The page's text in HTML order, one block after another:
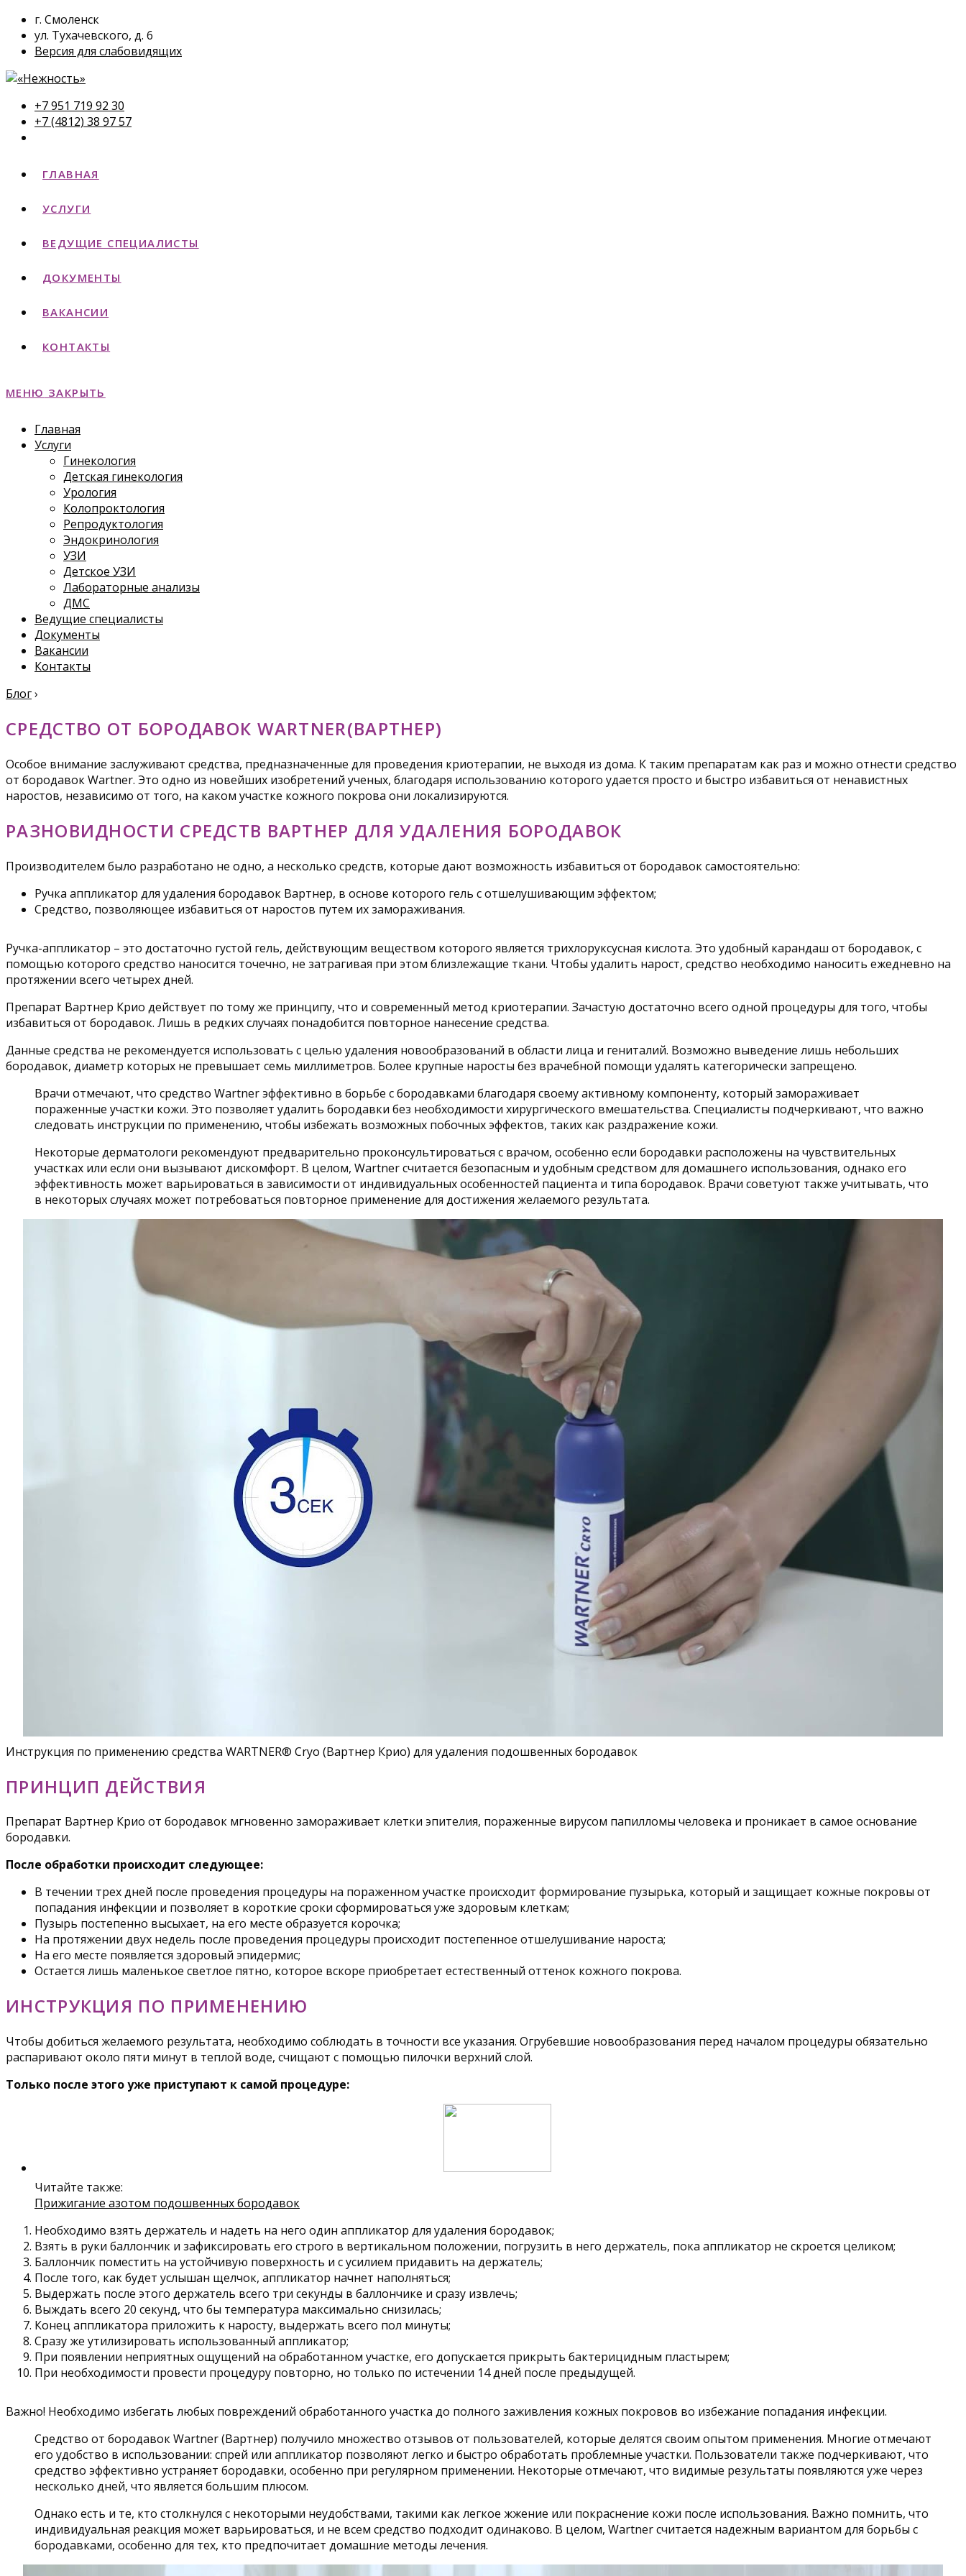
г. Смоленск
ул. Тухачевского, д. 6
Версия для слабовидящих
+7 951 719 92 30
+7 (4812) 38 97 57
ГЛАВНАЯ
УСЛУГИ
ВЕДУЩИЕ СПЕЦИАЛИСТЫ
ДОКУМЕНТЫ
ВАКАНСИИ
КОНТАКТЫ
МЕНЮ ЗАКРЫТЬ
Главная
Услуги
Гинекология
Детская гинекология
Урология
Колопроктология
Репродуктология
Эндокринология
УЗИ
Детское УЗИ
Лабораторные анализы
ДМС
Ведущие специалисты
Документы
Вакансии
Контакты
Блог›
СРЕДСТВО ОТ БОРОДАВОК WARTNER(ВАРТНЕР)
Особое внимание заслуживают средства, предназначенные для проведения криотерапии, не выходя из дома. К таким препаратам как раз и можно отнести средство
от бородавок Wartner. Это одно из новейших изобретений ученых, благодаря использованию которого удается просто и быстро избавиться от ненавистных
наростов, независимо от того, на каком участке кожного покрова они локализируются.
РАЗНОВИДНОСТИ СРЕДСТВ ВАРТНЕР ДЛЯ УДАЛЕНИЯ БОРОДАВОК
Производителем было разработано не одно, а несколько средств, которые дают возможность избавиться от бородавок самостоятельно:
Ручка аппликатор для удаления бородавок Вартнер, в основе которого гель с отшелушивающим эффектом;
Средство, позволяющее избавиться от наростов путем их замораживания.
Ручка-аппликатор – это достаточно густой гель, действующим веществом которого является трихлоруксусная кислота. Это удобный карандаш от бородавок, с
помощью которого средство наносится точечно, не затрагивая при этом близлежащие ткани. Чтобы удалить нарост, средство необходимо наносить ежедневно на
протяжении всего четырех дней.
Препарат Вартнер Крио действует по тому же принципу, что и современный метод криотерапии. Зачастую достаточно всего одной процедуры для того, чтобы
избавиться от бородавок. Лишь в редких случаях понадобится повторное нанесение средства.
Данные средства не рекомендуется использовать с целью удаления новообразований в области лица и гениталий. Возможно выведение лишь небольших
бородавок, диаметр которых не превышает семь миллиметров. Более крупные наросты без врачебной помощи удалять категорически запрещено.
Врачи отмечают, что средство Wartner эффективно в борьбе с бородавками благодаря своему активному компоненту, который замораживает
пораженные участки кожи. Это позволяет удалить бородавки без необходимости хирургического вмешательства. Специалисты подчеркивают, что важно
следовать инструкции по применению, чтобы избежать возможных побочных эффектов, таких как раздражение кожи.
Некоторые дерматологи рекомендуют предварительно проконсультироваться с врачом, особенно если бородавки расположены на чувствительных
участках или если они вызывают дискомфорт. В целом, Wartner считается безопасным и удобным средством для домашнего использования, однако его
эффективность может варьироваться в зависимости от индивидуальных особенностей пациента и типа бородавок. Врачи советуют также учитывать, что
в некоторых случаях может потребоваться повторное применение для достижения желаемого результата.
Инструкция по применению средства WARTNER® Cryo (Вартнер Крио) для удаления подошвенных бородавок
ПРИНЦИП ДЕЙСТВИЯ
Препарат Вартнер Крио от бородавок мгновенно замораживает клетки эпителия, пораженные вирусом папилломы человека и проникает в самое основание
бородавки.
После обработки происходит следующее:
В течении трех дней после проведения процедуры на пораженном участке происходит формирование пузырька, который и защищает кожные покровы от
попадания инфекции и позволяет в короткие сроки сформироваться уже здоровым клеткам;
Пузырь постепенно высыхает, на его месте образуется корочка;
На протяжении двух недель после проведения процедуры происходит постепенное отшелушивание нароста;
На его месте появляется здоровый эпидермис;
Остается лишь маленькое светлое пятно, которое вскоре приобретает естественный оттенок кожного покрова.
ИНСТРУКЦИЯ ПО ПРИМЕНЕНИЮ
Чтобы добиться желаемого результата, необходимо соблюдать в точности все указания. Огрубевшие новообразования перед началом процедуры обязательно
распаривают около пяти минут в теплой воде, счищают с помощью пилочки верхний слой.
Только после этого уже приступают к самой процедуре:
Читайте также:
Прижигание азотом подошвенных бородавок
Необходимо взять держатель и надеть на него один аппликатор для удаления бородавок;
Взять в руки баллончик и зафиксировать его строго в вертикальном положении, погрузить в него держатель, пока аппликатор не скроется целиком;
Баллончик поместить на устойчивую поверхность и с усилием придавить на держатель;
После того, как будет услышан щелчок, аппликатор начнет наполняться;
Выдержать после этого держатель всего три секунды в баллончике и сразу извлечь;
Выждать всего 20 секунд, что бы температура максимально снизилась;
Конец аппликатора приложить к наросту, выдержать всего пол минуты;
Сразу же утилизировать использованный аппликатор;
При появлении неприятных ощущений на обработанном участке, его допускается прикрыть бактерицидным пластырем;
При необходимости провести процедуру повторно, но только по истечении 14 дней после предыдущей.
Важно! Необходимо избегать любых повреждений обработанного участка до полного заживления кожных покровов во избежание попадания инфекции.
Средство от бородавок Wartner (Вартнер) получило множество отзывов от пользователей, которые делятся своим опытом применения. Многие отмечают
его удобство в использовании: спрей или аппликатор позволяют легко и быстро обработать проблемные участки. Пользователи также подчеркивают, что
средство эффективно устраняет бородавки, особенно при регулярном применении. Некоторые отмечают, что видимые результаты появляются уже через
несколько дней, что является большим плюсом.
Однако есть и те, кто столкнулся с некоторыми неудобствами, такими как легкое жжение или покраснение кожи после использования. Важно помнить, что
индивидуальная реакция может варьироваться, и не всем средство подходит одинаково. В целом, Wartner считается надежным вариантом для борьбы с
бородавками, особенно для тех, кто предпочитает домашние методы лечения.